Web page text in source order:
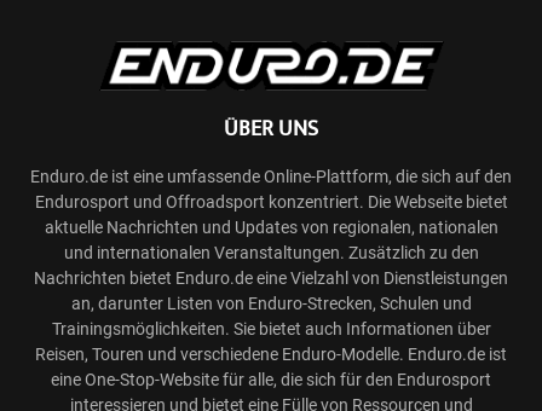
ÜBER UNS
Enduro.de ist eine umfassende Online-Plattform, die sich auf den
Endurosport und Offroadsport konzentriert. Die Webseite bietet
aktuelle Nachrichten und Updates von regionalen, nationalen
und internationalen Veranstaltungen. Zusätzlich zu den
Nachrichten bietet Enduro.de eine Vielzahl von Dienstleistungen
an, darunter Listen von Enduro-Strecken, Schulen und
Trainingsmöglichkeiten. Sie bietet auch Informationen über
Reisen, Touren und verschiedene Enduro-Modelle. Enduro.de ist
eine One-Stop-Website für alle, die sich für den Endurosport
interessieren und bietet eine Fülle von Ressourcen und